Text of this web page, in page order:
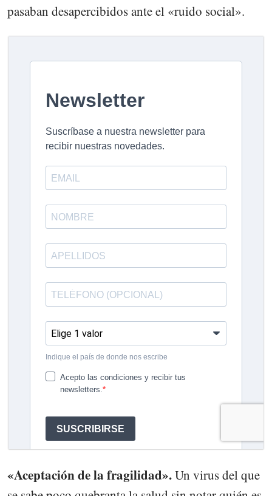
pasaban desapercibidos ante el «ruido social».
«Aceptación de la fragilidad».Un virus del que